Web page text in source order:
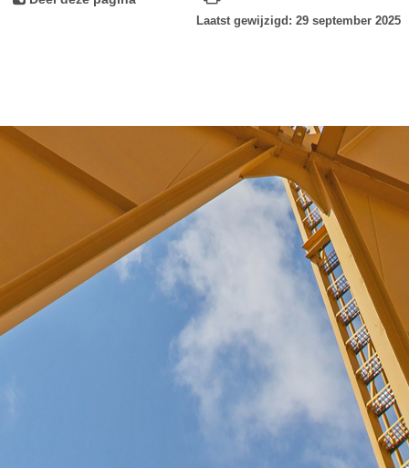
Laatst gewijzigd: 29 september 2025